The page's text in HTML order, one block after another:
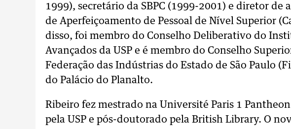
1999), secretário da SBPC (1999-2001) e diretor de
de Aperfeiçoamento de Pessoal de Nível Superior
disso, foi membro do Conselho Deliberativo do
Avançados da USP e é membro do Conselho
Federação das Indústrias do Estado de São Paulo
do Palácio do Planalto.
Ribeiro fez mestrado na Université Paris 1
pela USP e pós-doutorado pela British Library. O